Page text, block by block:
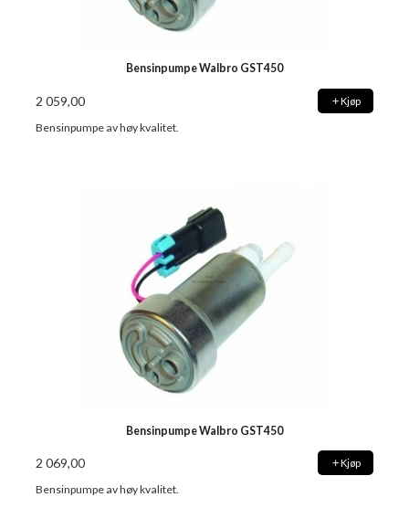
Bensinpumpe Walbro GST450
2 059,00 Kjøp
Bensinpumpe av høy kvalitet.
Bensinpumpe Walbro GST450
2 069,00 Kjøp
Bensinpumpe av høy kvalitet.